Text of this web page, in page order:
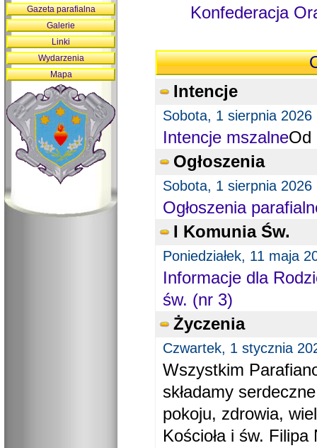
Konfederacja
Intencje
Sobota, 1 sierpnia 2026
Intencje mszalneOd
Ogłoszenia
Sobota, 1 sierpnia 2026
Ogłoszenia
I Komunia Św.
Poniedziałek, 11 maja
Informacje dla
św. (nr 3)
Życzenia
Czwartek, 1 stycznia
Wszystkim
składamy
pokoju, zdrowia,
Kościoła i św. Filipa
Gazeta parafialna
Galerie
Linki
Wydarzenia
Mapa